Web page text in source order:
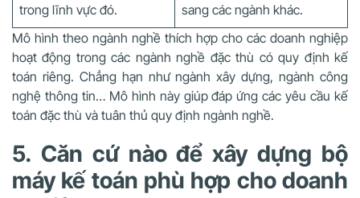
trong lĩnh vực đó.
sang các ngành khác.
Mô hình theo ngành nghề thích hợp cho các doanh nghiệp
hoạt động trong các ngành nghề đặc thù có quy định kế
toán riêng. Chẳng hạn như ngành xây dựng, ngành công
nghệ thông tin… Mô hình này giúp đáp ứng các yêu cầu kế
toán đặc thù và tuân thủ quy định ngành nghề.
5. Căn cứ nào để xây dựng bộ
máy kế toán phù hợp cho doanh